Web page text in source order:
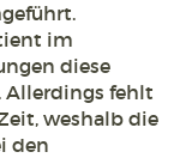
im
diese
Allerdings fehlt
weshalb die
den